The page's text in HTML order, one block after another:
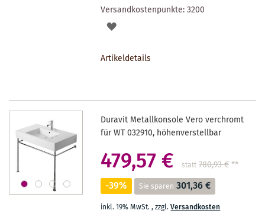
Versandkostenpunkte:3200
AUF
Artikeldetails
Duravit Metallkonsole Vero verchromt
für WT 032910, höhenverstellbar
479,57 € statt 780,93 €**
-39% Sie sparen 301,36 €
inkl. 19% MwSt.,zzgl.Versandkosten